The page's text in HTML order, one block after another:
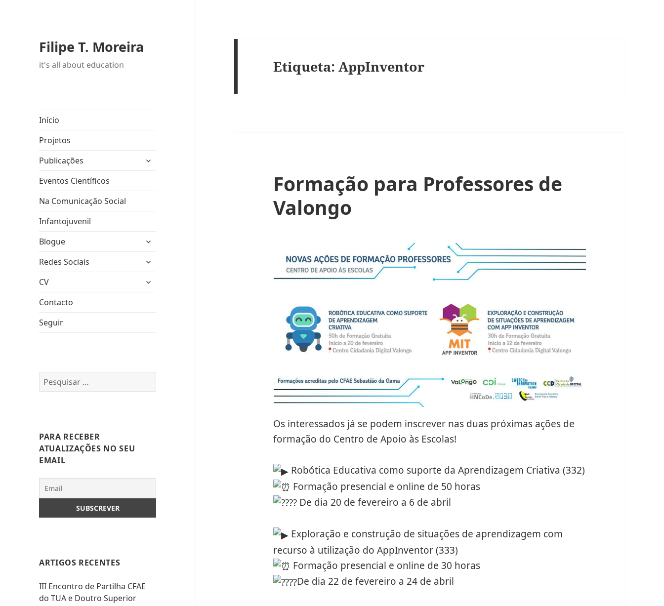
Filipe T. Moreira
it's all about education
Início
Projetos
Publicações
expandir
Eventos Científicos
Na Comunicação Social
Infantojuvenil
Blogue
expandir
Redes Sociais
expandir
CV
expandir
Contacto
Seguir
Pesquisar
por:
PARA RECEBER
ATUALIZAÇÕES NO SEU
EMAIL
ARTIGOS RECENTES
III Encontro de Partilha CFAE
do TUA e Doutro Superior
Etiqueta:AppInventor
Formação para Professores de
Valongo
Os interessados já se podem inscrever nas duas próximas ações de
formação do Centro de Apoio às Escolas!
Robótica Educativa como suporte da Aprendizagem Criativa (332)
Formação presencial e online de 50 horas
De dia 20 de fevereiro a 6 de abril
Exploração e construção de situações de aprendizagem com
recurso à utilização do AppInventor (333)
Formação presencial e online de 30 horas
De dia 22 de fevereiro a 24 de abril